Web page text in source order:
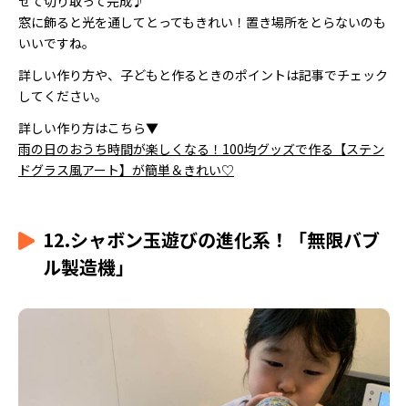
窓に飾ると光を通してとってもきれい！置き場所をとらないのも
いいですね。
詳しい作り方や、子どもと作るときのポイントは記事でチェック
してください。
詳しい作り方はこちら▼
雨の日のおうち時間が楽しくなる！100均グッズで作る【ステン
ドグラス風アート】が簡単＆きれい♡
12.シャボン玉遊びの進化系！「無限バブ
ル製造機」